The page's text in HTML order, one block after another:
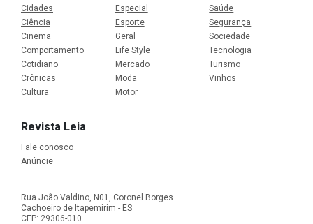
Cidades
Ciência
Cinema
Comportamento
Cotidiano
Crônicas
Cultura
Especial
Esporte
Geral
Life Style
Mercado
Moda
Motor
Saúde
Segurança
Sociedade
Tecnologia
Turismo
Vinhos
Revista Leia
Fale conosco
Anúncie
Rua João Valdino, N01, Coronel Borges
Cachoeiro de Itapemirim - ES
CEP: 29306-010